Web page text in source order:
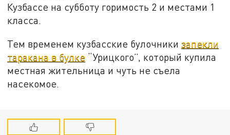
Кузбассе на субботу горимость 2 и местами 1
класса.
Тем временем кузбасские булочникизапекли
таракана в булке “Урицкого”, который купила
местная жительница и чуть не съела
насекомое.